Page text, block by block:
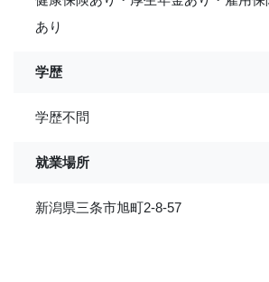
あり
学歴
学歴不問
就業場所
新潟県三条市旭町2-8-57